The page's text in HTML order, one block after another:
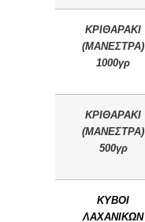
ΚΡΙΘΑΡΑΚΙ
(ΜΑΝΕΣΤΡΑ)
1000γρ
ΚΡΙΘΑΡΑΚΙ
(ΜΑΝΕΣΤΡΑ)
500γρ
ΚΥΒΟΙ
ΛΑΧΑΝΙΚΩΝ